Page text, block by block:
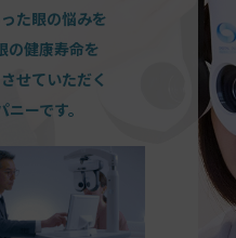
た眼の悩みを
の健康寿命を
せていただく
ーです。